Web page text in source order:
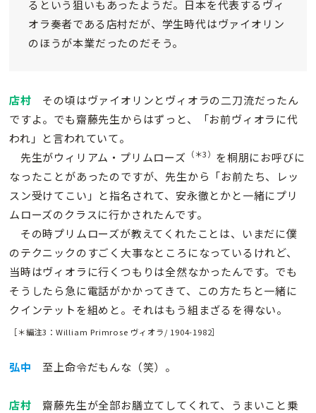
るという狙いもあったようだ。日本を代表するヴィ
オラ奏者である店村だが、学生時代はヴァイオリン
のほうが本業だったのだそう。
店村 その頃はヴァイオリンとヴィオラの二刀流だったん
ですよ。でも齋藤先生からはずっと、「お前ヴィオラに代
われ」と言われていて。
先生がウィリアム・プリムローズ
（＊3） を桐朋にお呼びに
なったことがあったのですが、先生から「お前たち、レッ
スン受けてこい」と指名されて、安永徹とかと一緒にプリ
ムローズのクラスに行かされたんです。
その時プリムローズが教えてくれたことは、いまだに僕
のテクニックのすごく大事なところになっているけれど、
当時はヴィオラに行くつもりは全然なかったんです。でも
そうしたら急に電話がかかってきて、この方たちと一緒に
クインテットを組めと。それはもう組まざるを得ない。
［＊編注3：William Primrose ヴィオラ/ 1904-1982］
弘中 至上命令だもんな（笑）。
店村 齋藤先生が全部お膳立てしてくれて、うまいこと乗